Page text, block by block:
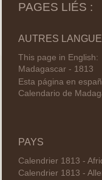
PAGES LIÉS :
AUTRES
This page in English:
Madagascar - 1813
Esta página en
Calendario de
PAYS
Calendrier 1813 -
Calendrier 1813 -